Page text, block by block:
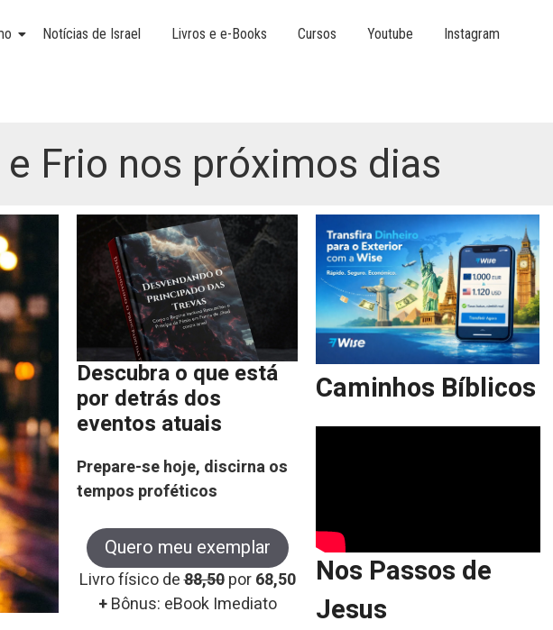
Notícias de Israel Livros e e-Books Cursos Youtube Instagram
Frio nos próximos dias
Descubra o que está
por detrás dos
eventos atuais
Prepare-se hoje, discirna os
tempos proféticos
Quero meu exemplar
Livro físico de88,50 por68,50
+Bônus: eBook Imediato
Caminhos Bíblicos
Nos Passos de
Jesus